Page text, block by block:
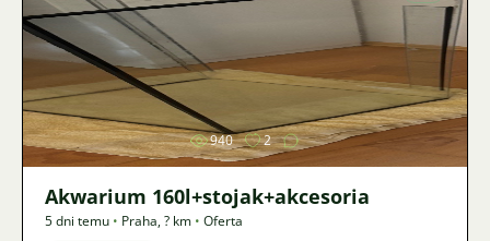
Zdjęcie
940 2
Akwarium 160l+stojak+akcesoria
5 dni temu • Praha,? km • Oferta